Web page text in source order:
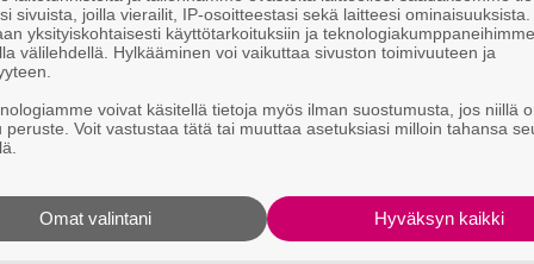
käpälöinnillä,
huippupoliitikkojemme
vaikuttavat
kiittää Suomea siitä, ettei maassamme
hän oli saanut jo aiemmin
sivuista, joilla vierailit, IP-osoitteestasi sekä laitteesi
yksityiskohtaisesti käyttötarkoituksiin ja teknologiakumppaneihimme
välilehdellä. Hylkääminen voi vaikuttaa sivuston toimivuuteen ja
voivat käsitellä tietoja myös ilman suostumusta, jos niillä
peruste. Voit vastustaa tätä tai muuttaa asetuksiasi milloin tahansa
Hyväksyn kaikki
Omat valintani